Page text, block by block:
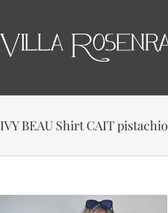
IVY BEAU Shirt CAIT pistachio